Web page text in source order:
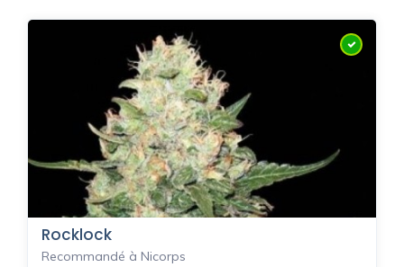
Rocklock
Recommandé à Nicorps